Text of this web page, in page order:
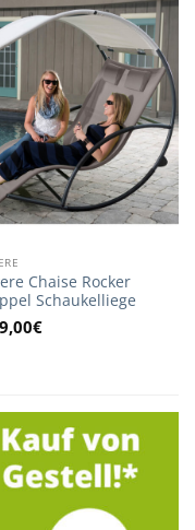
Chaise Rocker
Schaukelliege
€